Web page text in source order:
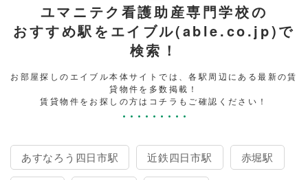
ユマニテク看護助産専門学校の
おすすめ駅をエイブル(able.co.jp)で
検索！
お部屋探しのエイブル本体サイトでは、各駅周辺にある最新の賃
貸物件を多数掲載！
賃貸物件をお探しの方はコチラもご確認ください！
あすなろう四日市駅 近鉄四日市駅 赤堀駅